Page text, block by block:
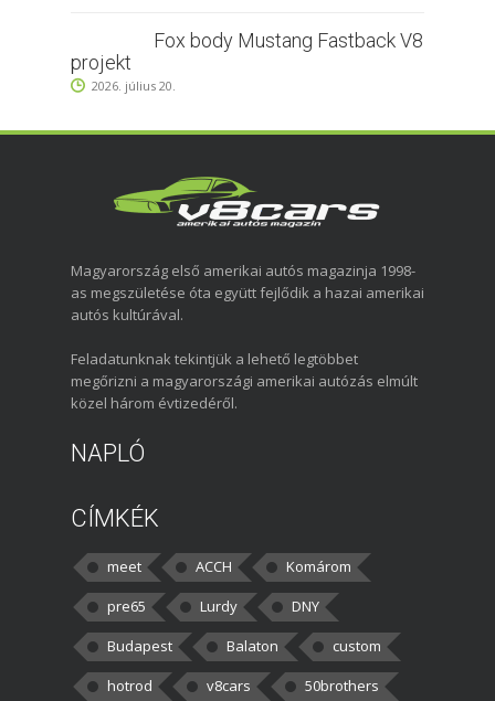
Fox body Mustang Fastback V8
projekt
2026. július 20.
Magyarország első amerikai autós magazinja 1998-
as megszületése óta együtt fejlődik a hazai amerikai
autós kultúrával.
Feladatunknak tekintjük a lehető legtöbbet
megőrizni a magyarországi amerikai autózás elmúlt
közel három évtizedéről.
NAPLÓ
CÍMKÉK
meet ACCH
Komárom
pre65
Lurdy
DNY
Budapest
Balaton
custom
hotrod
v8cars 50brothers